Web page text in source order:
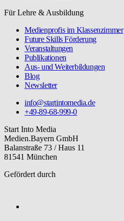
Für Lehre & Ausbildung
Medienprofis im Klassenzimmer
Future Skills Förderung
Veranstaltungen
Publikationen
Aus- und Weiterbildungen
Blog
Newsletter
info@startintomedia.de
+49-89-68-999-0
Start Into Media
Medien.Bayern GmbH
Balanstraße 73 / Haus 11
81541 München
Gefördert durch